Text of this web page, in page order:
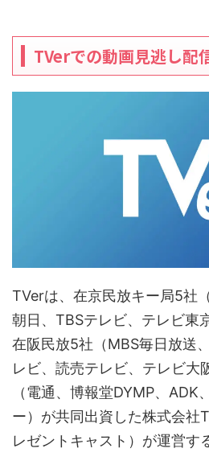
TVerでの動画見逃し配
TVerは、在京民放キー局5社
朝日、TBSテレビ、テレビ東
在阪民放5社（MBS毎日放送
レビ、読売テレビ、テレビ大
（電通、博報堂DYMP、ADK
ー）が共同出資した株式会社
レゼントキャスト）が運営す